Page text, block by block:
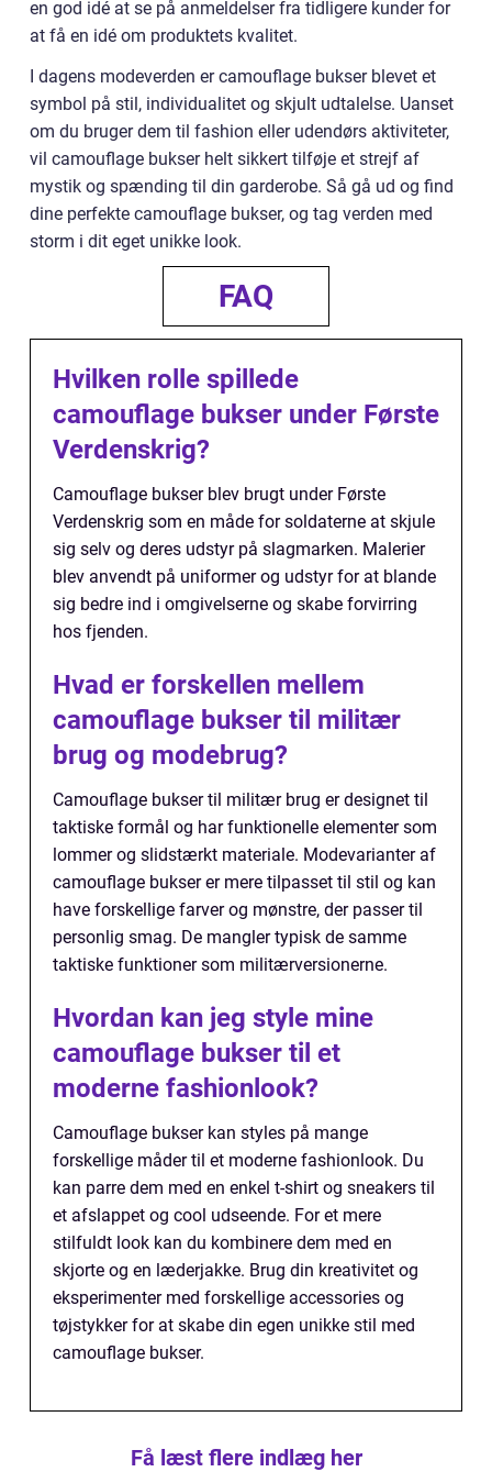
en god idé at se på anmeldelser fra tidligere kunder for
at få en idé om produktets kvalitet.
I dagens modeverden er camouflage bukser blevet et
symbol på stil, individualitet og skjult udtalelse. Uanset
om du bruger dem til fashion eller udendørs aktiviteter,
vil camouflage bukser helt sikkert tilføje et strejf af
mystik og spænding til din garderobe. Så gå ud og find
dine perfekte camouflage bukser, og tag verden med
storm i dit eget unikke look.
FAQ
Hvilken rolle spillede
camouflage bukser under Første
Verdenskrig?
Camouflage bukser blev brugt under Første
Verdenskrig som en måde for soldaterne at skjule
sig selv og deres udstyr på slagmarken. Malerier
blev anvendt på uniformer og udstyr for at blande
sig bedre ind i omgivelserne og skabe forvirring
hos fjenden.
Hvad er forskellen mellem
camouflage bukser til militær
brug og modebrug?
Camouflage bukser til militær brug er designet til
taktiske formål og har funktionelle elementer som
lommer og slidstærkt materiale. Modevarianter af
camouflage bukser er mere tilpasset til stil og kan
have forskellige farver og mønstre, der passer til
personlig smag. De mangler typisk de samme
taktiske funktioner som militærversionerne.
Hvordan kan jeg style mine
camouflage bukser til et
moderne fashionlook?
Camouflage bukser kan styles på mange
forskellige måder til et moderne fashionlook. Du
kan parre dem med en enkel t-shirt og sneakers til
et afslappet og cool udseende. For et mere
stilfuldt look kan du kombinere dem med en
skjorte og en læderjakke. Brug din kreativitet og
eksperimenter med forskellige accessories og
tøjstykker for at skabe din egen unikke stil med
camouflage bukser.
Få læst flere indlæg her